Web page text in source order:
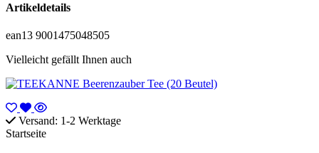
Artikeldetails
ean13 9001475048505
Vielleicht gefällt Ihnen auch
Versand: 1-2 Werktage
Startseite